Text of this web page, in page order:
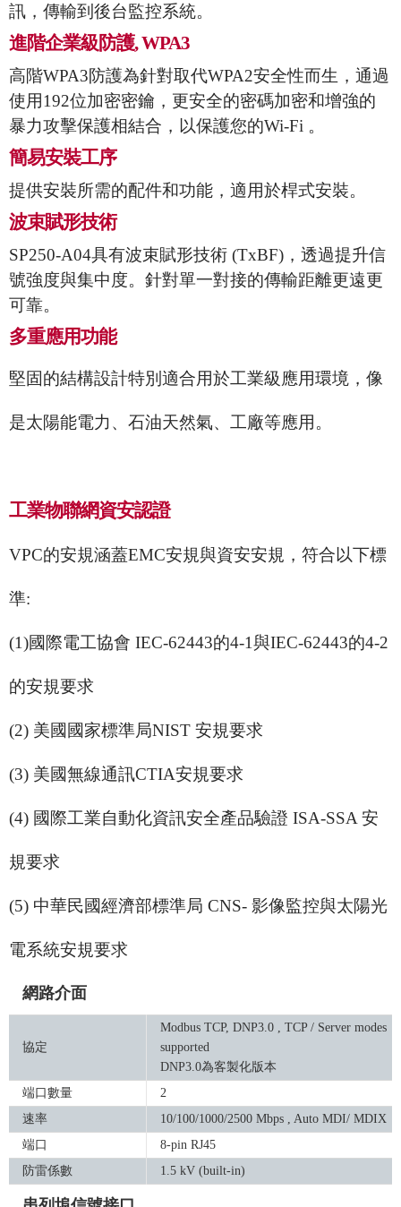
訊，傳輸到後台監控系統。
進階企業級防護, WPA3
高階WPA3防護為針對取代WPA2安全性而生，通過
使用192位加密密鑰，更安全的密碼加密和增強的
暴力攻擊保護相結合，以保護您的Wi-Fi 。
簡易安裝工序
提供安裝所需的配件和功能，適用於桿式安裝。
波束賦形技術
SP250-A04具有波束賦形技術 (TxBF) ，透過提升信
號強度與集中度。針對單一對接的傳輸距離更遠更
可靠。
多重應用功能
堅固的結構設計特別適合用於工業級應用環境，像
是太陽能電力、石油天然氣、工廠等應用。
工業物聯網資安認證
VPC的安規涵蓋EMC安規與資安安規，符合以下標
準:
(1)國際電工協會 IEC-62443的4-1與IEC-62443的4-2
的安規要求
(2) 美國國家標準局NIST 安規要求
(3) 美國無線通訊CTIA安規要求
(4) 國際工業自動化資訊安全產品驗證 ISA-SSA 安
規要求
(5) 中華民國經濟部標準局 CNS- 影像監控與太陽光
電系統安規要求
網路介面
協定
Modbus TCP, DNP3.0 , TCP / Server modes
supported
DNP3.0為客製化版本
端口數量
2
速率
10/100/1000/2500 Mbps , Auto MDI/ MDIX
端口
8-pin RJ45
防雷係數
1.5 kV (built-in)